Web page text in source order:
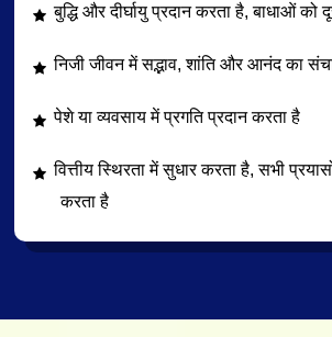
बुद्धि और दीर्घायु प्रदान करता है, बाधाओं को
निजी जीवन में सद्भाव, शांति और आनंद का
पेशे या व्यवसाय में प्रगति प्रदान करता है
वित्तीय स्थिरता में सुधार करता है, सभी
करता है